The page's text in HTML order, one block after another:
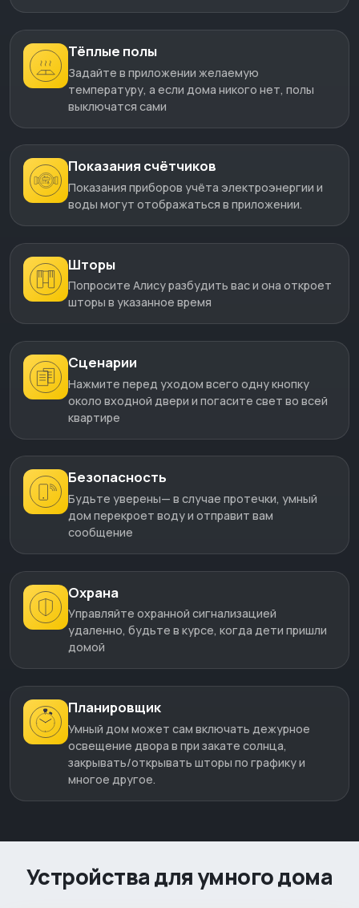
Тёплые полы
Задайте в приложении желаемую
температуру, а если дома никого нет, полы
выключатся сами
Показания счётчиков
Показания приборов учёта электроэнергии и
воды могут отображаться в приложении.
Шторы
Попросите Алису разбудить вас и она откроет
шторы в указанное время
Сценарии
Нажмите перед уходом всего одну кнопку
около входной двери и погасите свет во всей
квартире
Безопасность
Будьте уверены— в случае протечки, умный
дом перекроет воду и отправит вам
сообщение
Охрана
Управляйте охранной сигнализацией
удаленно, будьте в курсе, когда дети пришли
домой
Планировщик
Умный дом может сам включать дежурное
освещение двора в при закате солнца,
закрывать/открывать шторы по графику и
многое другое.
Устройства для умного дома